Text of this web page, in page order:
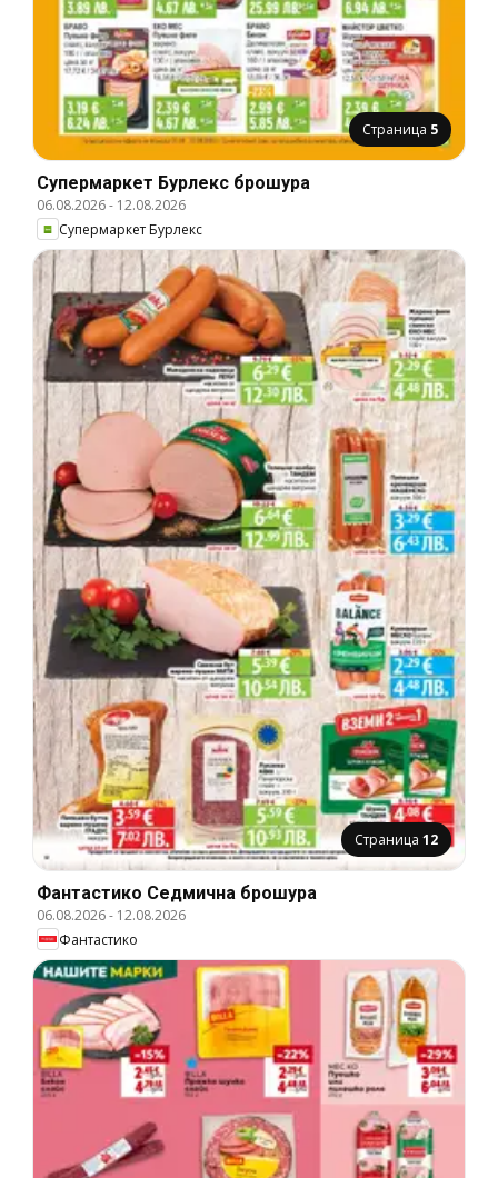
Страница 5
Супермаркет Бурлекс брошура
06.08.2026- 12.08.2026
Супермаркет Бурлекс
Страница 12
Фантастико Cедмична брошура
06.08.2026- 12.08.2026
Фантастико